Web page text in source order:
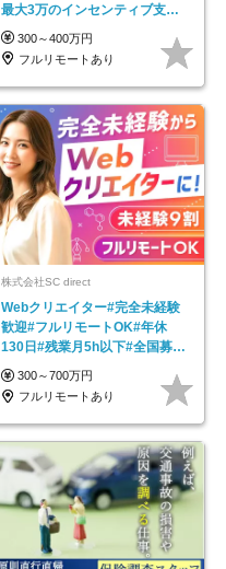
最大3万のインセンティブ支給/
平均年齢33歳
300～400万円
フルリモートあり
株式会社SC direct
Webクリエイター#完全未経験
歓迎#フルリモートOK#年休
130日#残業月5h以下#全国募集
#最大1年の研修
300～700万円
フルリモートあり